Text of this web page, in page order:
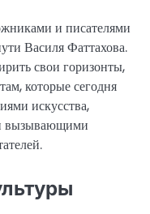
и писателями
Василя Фаттахова.
свои горизонты,
которые сегодня
искусства,
вызывающими